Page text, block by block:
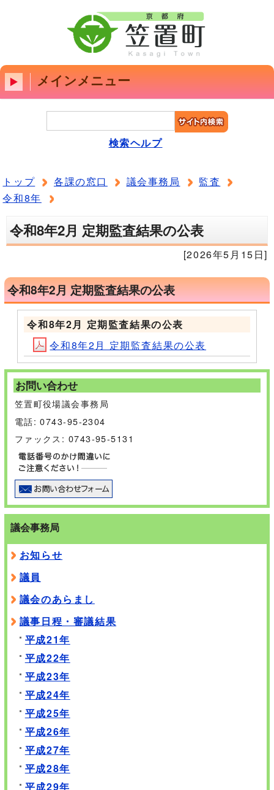
メインメニュー
検索ヘルプ
トップ 各課の窓口 議会事務局
監査
令和8年
令和8年2月 定期監査結果の公表
[2026年5月15日]
令和8年2月 定期監査結果の公表
令和8年2月 定期監査結果の公表
令和8年2月 定期監査結果の公表
お問い合わせ
笠置町役場議会事務局
電話: 0743-95-2304
ファックス: 0743-95-5131
議会事務局
お知らせ
議員
議会のあらまし
議事日程・審議結果
平成21年
平成22年
平成23年
平成24年
平成25年
平成26年
平成27年
平成28年
平成29年